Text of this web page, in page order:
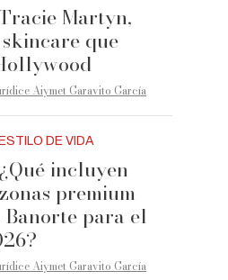
Martyn,
que
Aiymet Garavito García
DE VIDA
¿Qué incluyen
premium
para el
Aiymet Garavito García